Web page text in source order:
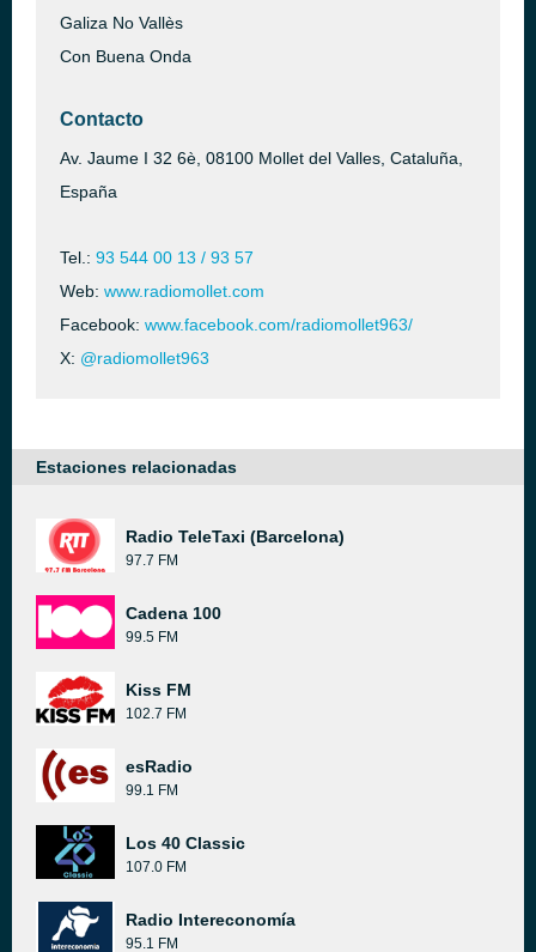
Galiza No Vallès
Con Buena Onda
Contacto
Av. Jaume I 32 6è, 08100 Mollet del Valles, Cataluña,
España
Tel.: 93 544 00 13 / 93 57
Web: www.radiomollet.com
Facebook: www.facebook.com/radiomollet963/
X: @radiomollet963
Estaciones relacionadas
Radio TeleTaxi (Barcelona)
97.7 FM
Cadena 100
99.5 FM
Kiss FM
102.7 FM
esRadio
99.1 FM
Los 40 Classic
107.0 FM
Radio Intereconomía
95.1 FM